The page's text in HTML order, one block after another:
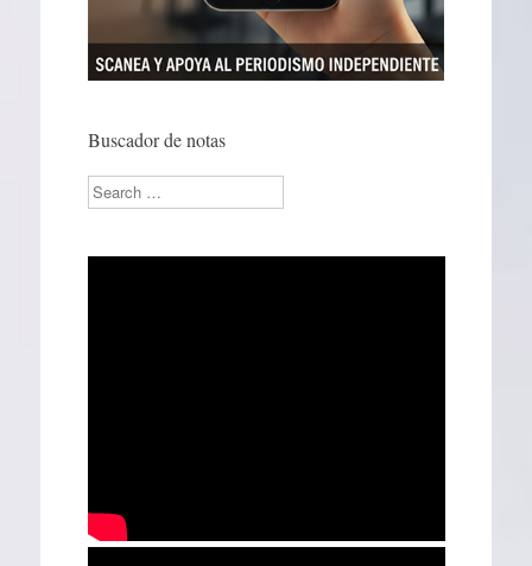
Buscador de notas
Search